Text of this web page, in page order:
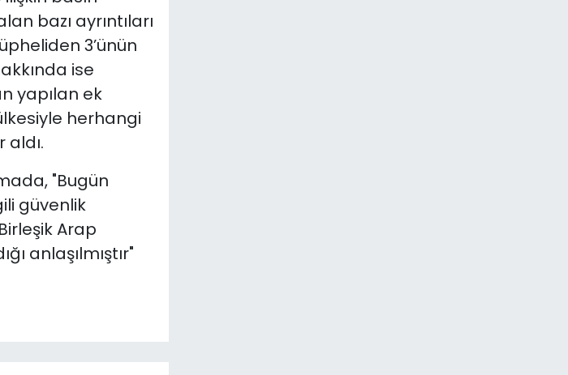
bazı ayrıntıları
3’ünün
ise
yapılan ek
herhangi
aldı.
"Bugün
güvenlik
Arap
anlaşılmıştır"